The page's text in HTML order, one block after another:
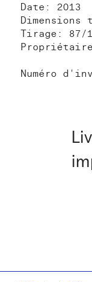
Date: 2013
Tirage: 87/
Numéro